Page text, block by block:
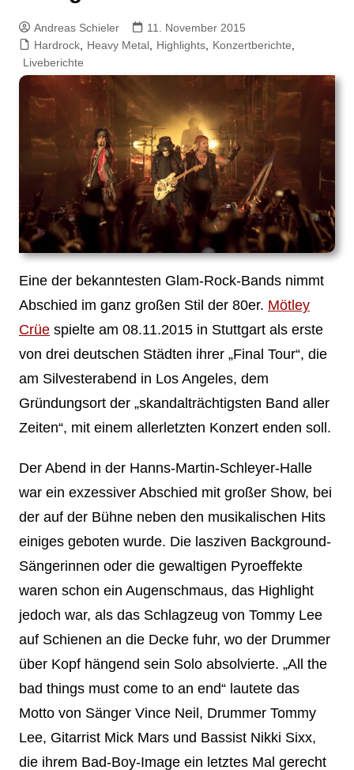
Andreas Schieler
11. November 2015
Hardrock, Heavy Metal, Highlights, Konzertberichte
Liveberichte
Eine der bekanntesten Glam-Rock-Bands nimmt
Abschied im ganz großen Stil der 80er. Mötley
Crüespielte am 08.11.2015 in Stuttgart als erste
von drei deutschen Städten ihrer „Final Tour“, die
am Silvesterabend in Los Angeles, dem
Gründungsort der „skandalträchtigsten Band aller
Zeiten“, mit einem allerletzten Konzert enden soll.
Der Abend in der Hanns-Martin-Schleyer-Halle
war ein exzessiver Abschied mit großer Show, bei
der auf der Bühne neben den musikalischen Hits
einiges geboten wurde. Die lasziven Background-
Sängerinnen oder die gewaltigen Pyroeffekte
waren schon ein Augenschmaus, das Highlight
jedoch war, als das Schlagzeug von Tommy Lee
auf Schienen an die Decke fuhr, wo der Drummer
über Kopf hängend sein Solo absolvierte. „All the
bad things must come to an end“ lautete das
Motto von Sänger Vince Neil, Drummer Tommy
Lee, Gitarrist Mick Mars und Bassist Nikki Sixx,
die ihrem Bad-Boy-Image ein letztes Mal gerecht